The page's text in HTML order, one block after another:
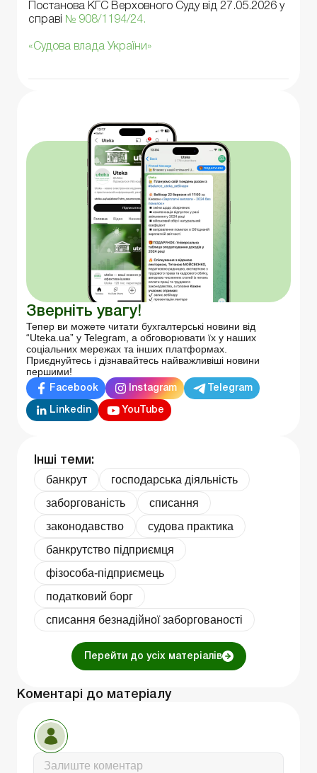
Постанова КГС Верховного Суду від 27.05.2026 у
справі № 908/1194/24.
«Судова влада України»
Зверніть увагу!
Тепер ви можете читати бухгалтерські новини від
“Uteka.ua” у Telegram, а обговорювати їх у наших
соціальних мережах та інших платформах.
Приєднуйтесь і дізнавайтесь найважливіші новини
першими!
Facebook Instagram Telegram
Linkedin YouTube
Інші теми:
банкрут
господарська діяльність
заборгованість
списання
законодавство
судова практика
банкрутство підприємця
фізособа-підприємець
податковий борг
списання безнадійної заборгованості
Перейти до усіх матеріалів
Коментарі до матеріалу